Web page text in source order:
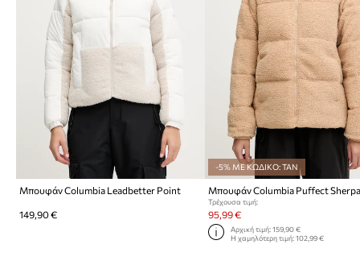
Μπουφάν Columbia Leadbetter Point
149,90 €
-5% ΜΕ ΚΩΔΙΚΟ: TAN
Μπουφάν Columbia Puffect
Τρέχουσα τιμή:
95,99 €
Αρχική τιμή: 159,90 €
Η χαμηλότερη τιμή: 102,99 €